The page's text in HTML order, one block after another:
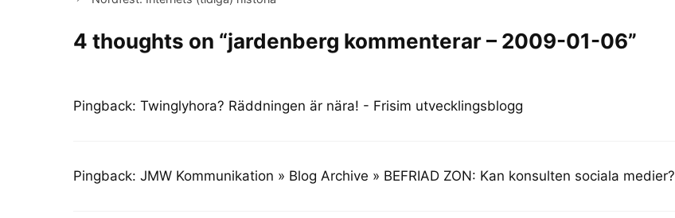
4 thoughts on “jardenberg kommenterar – 2009-01-06”
Pingback: Twinglyhora? Räddningen är nära! - Frisim utvecklingsblogg
Pingback: JMW Kommunikation » Blog Archive » BEFRIAD ZON: Kan konsulten sociala medier?